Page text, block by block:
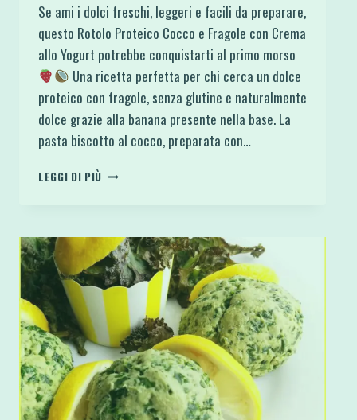
Se ami i dolci freschi, leggeri e facili da preparare,
questo Rotolo Proteico Cocco e Fragole con Crema
allo Yogurt potrebbe conquistarti al primo morso
Una ricetta perfetta per chi cerca un dolce
proteico con fragole, senza glutine e naturalmente
dolce grazie alla banana presente nella base. La
pasta biscotto al cocco, preparata con…
LEGGI DI PIÙ ROTOLO
CON
CREMA
ALLO
YOGURT
PROTEICO
E
SENZA
GLUTINE